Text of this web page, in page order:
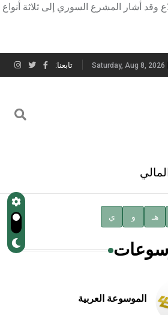
وقد أشار المشرع السوري إلى ثلاثة أنواع
Saturday, Aug 8, 2026 تابعنا:
هـ و ي
الموسوعة العربية